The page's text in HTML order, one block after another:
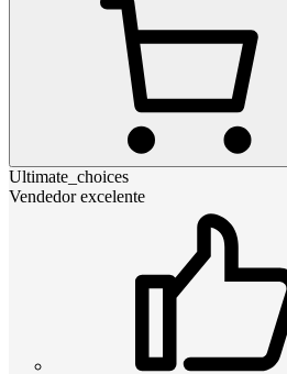
Ultimate_choices
Vendedor excelente